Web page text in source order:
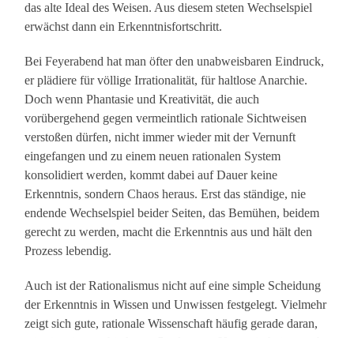
das alte Ideal des Weisen. Aus diesem steten Wechselspiel
erwächst dann ein Erkenntnisfortschritt.
Bei Feyerabend hat man öfter den unabweisbaren Eindruck,
er plädiere für völlige Irrationalität, für haltlose Anarchie.
Doch wenn Phantasie und Kreativität, die auch
vorübergehend gegen vermeintlich rationale Sichtweisen
verstoßen dürfen, nicht immer wieder mit der Vernunft
eingefangen und zu einem neuen rationalen System
konsolidiert werden, kommt dabei auf Dauer keine
Erkenntnis, sondern Chaos heraus. Erst das ständige, nie
endende Wechselspiel beider Seiten, das Bemühen, beidem
gerecht zu werden, macht die Erkenntnis aus und hält den
Prozess lebendig.
Auch ist der Rationalismus nicht auf eine simple Scheidung
der Erkenntnis in Wissen und Unwissen festgelegt. Vielmehr
zeigt sich gute, rationale Wissenschaft häufig gerade daran,